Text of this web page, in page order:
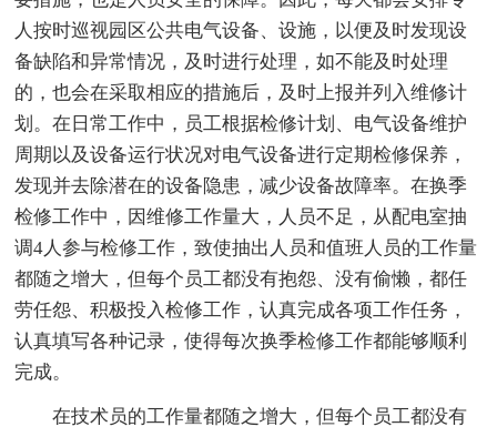
人按时巡视园区公共电气设备、设施，以便及时发现设
备缺陷和异常情况，及时进行处理，如不能及时处理
的，也会在采取相应的措施后，及时上报并列入维修计
划。在日常工作中，员工根据检修计划、电气设备维护
周期以及设备运行状况对电气设备进行定期检修保养，
发现并去除潜在的设备隐患，减少设备故障率。在换季
检修工作中，因维修工作量大，人员不足，从配电室抽
调4人参与检修工作，致使抽出人员和值班人员的工作量
都随之增大，但每个员工都没有抱怨、没有偷懒，都任
劳任怨、积极投入检修工作，认真完成各项工作任务，
认真填写各种记录，使得每次换季检修工作都能够顺利
完成。
在技术员的工作量都随之增大，但每个员工都没有